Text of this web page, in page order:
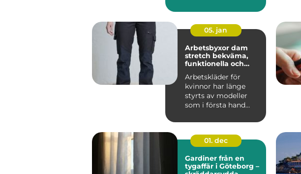
05. jan
Arbetsbyxor dam
stretch bekväma,
funktionella och
Arbetskläder för
kvinnor har länge
styrts av modeller
som i första hand
01. dec
Gardiner från en
tygaffär i Göteborg –